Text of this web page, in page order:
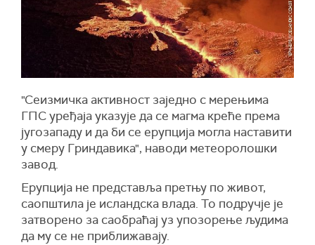
"Сеизмичка активност заједно с мерењима
ГПС уређаја указује да се магма креће према
југозападу и да би се ерупција могла наставити
у смеру Гриндавика", наводи метеоролошки
завод.
Ерупција не представља претњу по живот,
саопштила је исландска влада. То подручје је
затворено за саобраћај уз упозорење људима
да му се не приближавају.